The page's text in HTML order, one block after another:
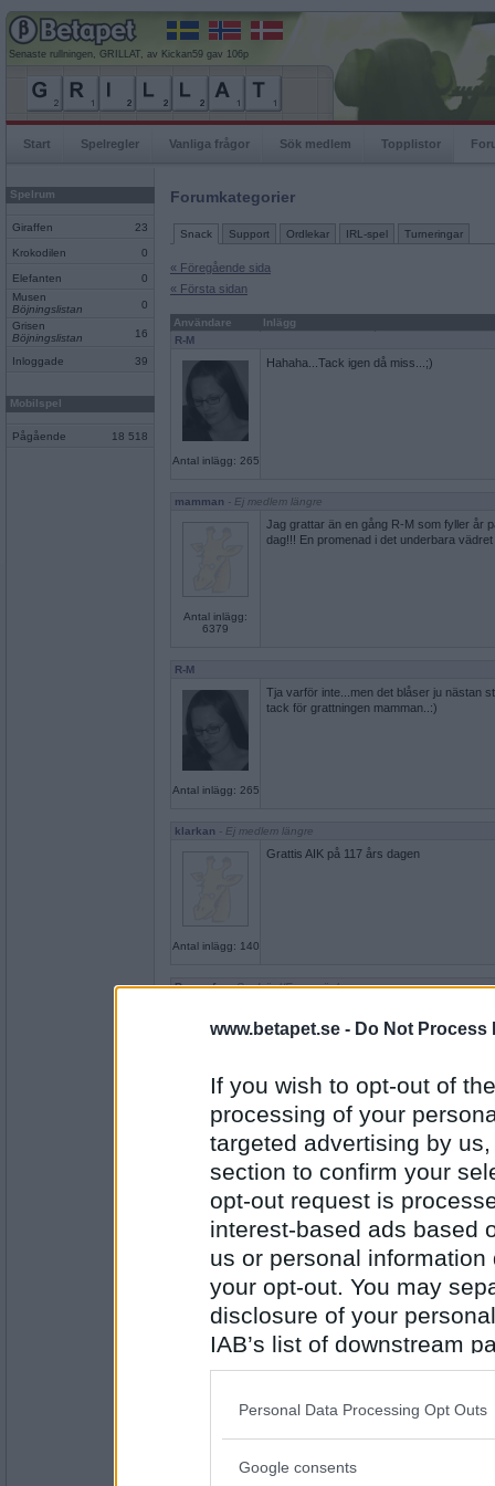
www.betapet.se - Do Not Process
If you wish to opt-out of
processing of your
targeted advertising by
section to confirm your
opt-out request is
interest-based ads based
us or personal
your opt-out. You may
disclosure of your
IAB’s list of downstream
also be disclosed by us
Downstream Participants
Please note that this
Personal Data Processing Opt Outs
Google consents
Senaste rullningen, GRILLAT, av Kickan59 gav 106p
Start Spelregler Vanliga frågor Sök medlem Topplistor
Spelrum
Giraffen 23
Krokodilen 0
Elefanten
0
Musen
Böjningslistan
0
Grisen
Böjningslistan
16
Inloggade 39
Mobilspel
Pågående 18 518
Forumkategorier
Snack Support Ordlekar IRL-spel Turneringar
« Föregående sida
« Första sidan
Användare
Inlägg
R-M
Antal inlägg: 265
Hahaha...Tack igen då miss...;)
mamman - Ej medlem längre
Antal inlägg:
6379
Jag grattar än en gång R-M som fyller år
dag!!! En promenad i det underbara
R-M
Antal inlägg: 265
Tja varför inte...men det blåser ju nästan
tack för grattningen mamman..:)
klarkan - Ej medlem längre
Antal inlägg: 140
Grattis AIK på 117 års dagen
Bamsefar- Spelvärd/Forumvärd
Antal inlägg:
4814
Grattis Christer Fuglesang på 51-
grattis till mig på 19-årsdagen
Miss_jk
Antal inlägg:
Grattis Forumet!
Grattis Achmatov!